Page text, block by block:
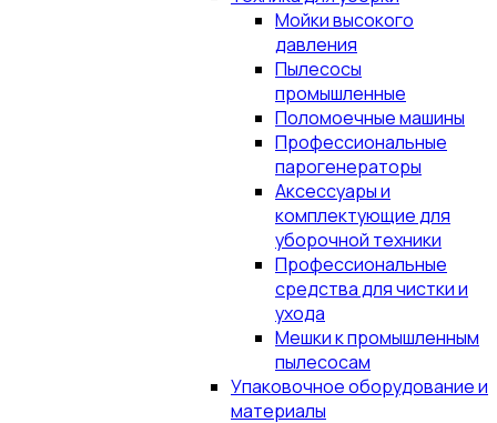
Мойки высокого
давления
Пылесосы
промышленные
Поломоечные машины
Профессиональные
парогенераторы
Аксессуары и
комплектующие для
уборочной техники
Профессиональные
средства для чистки и
ухода
Мешки к промышленным
пылесосам
Упаковочное оборудование и
материалы